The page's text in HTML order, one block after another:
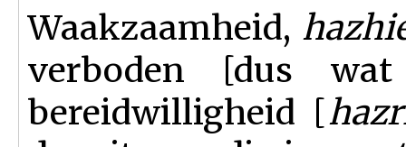
Waakzaamheid,
verboden [dus
bereidwilligheid [